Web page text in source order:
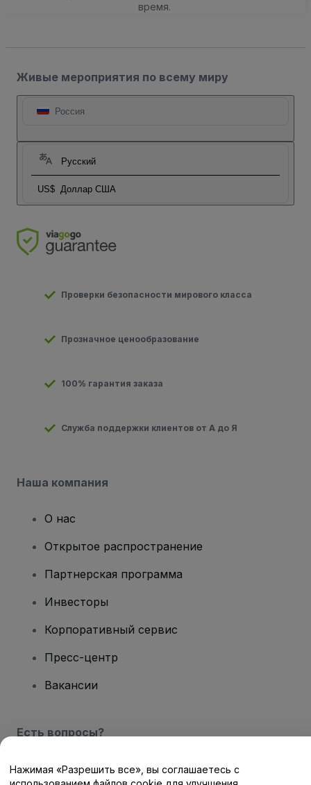
время.
Живые мероприятия по всему миру
Россия
Русский
US$ Доллар США
Проверки безопасности мирового класса
Прозначное ценообразование
100% гарантия заказа
Служба поддержки клиентов от А до Я
Наша компания
О нас
Открытое распространение
Партнерская программа
Инвесторы
Корпоративный сервис
Пресс-центр
Вакансии
Есть вопросы?
Центр помощи / Свяжитесь с нами
Нажимая «Разрешить все», вы соглашаетесь с